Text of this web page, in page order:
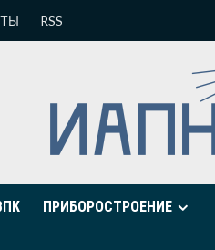
RSS
ПРИБОРОСТРОЕНИЕ